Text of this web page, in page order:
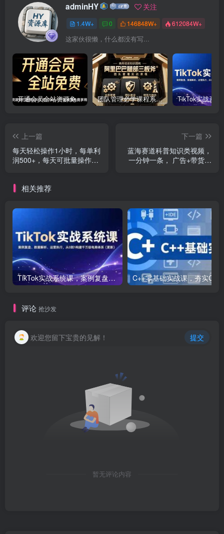
adminHY 关注
1.4W+ 0 146848W+ 612084W+
这家伙很懒，什么都没有写...
开通会员全站资源免费下载 开通VIP会员 HY资源库 团队管理必学课程系列，阿里巴巴“腿部三板斧”
上一篇
每天轻松操作1小时，每单利
润500+，每天可批量操作，
下一篇
蓝海赛道科普知识类视频，
一分钟一条， 广告+带货双
相关推荐
TikTok实战系统课，案例复盘、数据解析、运营执行，从0到1构建千万级电商体系（更新）
评论 抢沙发
欢迎您留下宝贵的见解！ 提交
暂无评论内容